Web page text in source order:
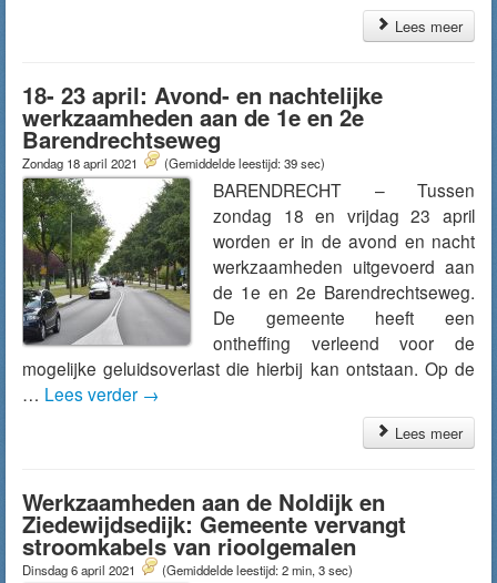
Lees meer
18- 23 april: Avond- en nachtelijke
werkzaamheden aan de 1e en 2e
Barendrechtseweg
Zondag 18 april 2021 (Gemiddelde leestijd: 39 sec)
BARENDRECHT – Tussen
zondag 18 en vrijdag 23 april
worden er in de avond en nacht
werkzaamheden uitgevoerd aan
de 1e en 2e Barendrechtseweg.
De gemeente heeft een
ontheffing verleend voor de
mogelijke geluidsoverlast die hierbij kan ontstaan. Op de
… Lees verder →
Lees meer
Werkzaamheden aan de Noldijk en
Ziedewijdsedijk: Gemeente vervangt
stroomkabels van rioolgemalen
Dinsdag 6 april 2021 (Gemiddelde leestijd: 2 min, 3 sec)